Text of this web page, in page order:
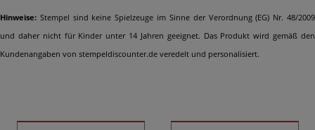
Hinweise: Stempel sind keine Spielzeuge im Sinne der Verordnung (EG) Nr. 48/2009
und daher nicht für Kinder unter 14 Jahren geeignet. Das Produkt wird gemäß den
Kundenangaben von stempeldiscounter.de veredelt und personalisiert.